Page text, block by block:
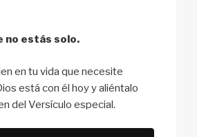
no estás solo.
en tu vida que necesite
está con él hoy y aliéntalo
del Versículo especial.